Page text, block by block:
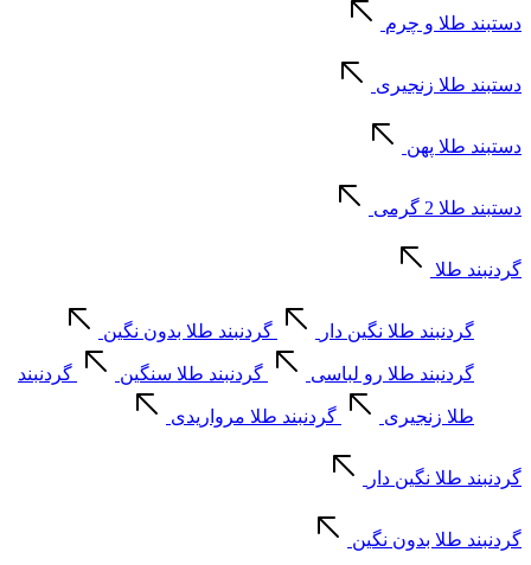
دستبند طلا و چرم
دستبند طلا زنجیری
دستبند طلا پهن
دستبند طلا 2 گرمی
گردنبند طلا
گردنبند طلا نگین دار گردنبند طلا بدون نگین
گردنبند طلا رو لباسی گردنبند طلا سنگین گردنبند
طلا زنجیری گردنبند طلا مرواریدی
گردنبند طلا نگین دار
گردنبند طلا بدون نگین